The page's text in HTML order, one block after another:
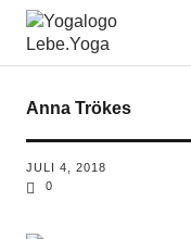
Lebe.Yoga:
Yoga
Anna Trökes
JULI 4, 2018
0